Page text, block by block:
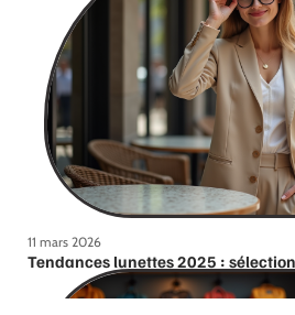
11 mars 2026
Tendances lunettes 2025 :